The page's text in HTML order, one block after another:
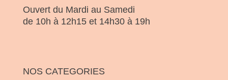
Ouvert du Mardi au Samedi
de 10h à 12h15 et 14h30 à 19h
NOS CATEGORIES